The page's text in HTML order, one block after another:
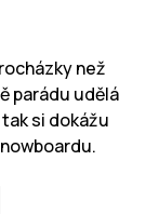
než
parádu udělá
si dokážu